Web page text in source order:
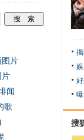
图片
片
闻
歌
搜